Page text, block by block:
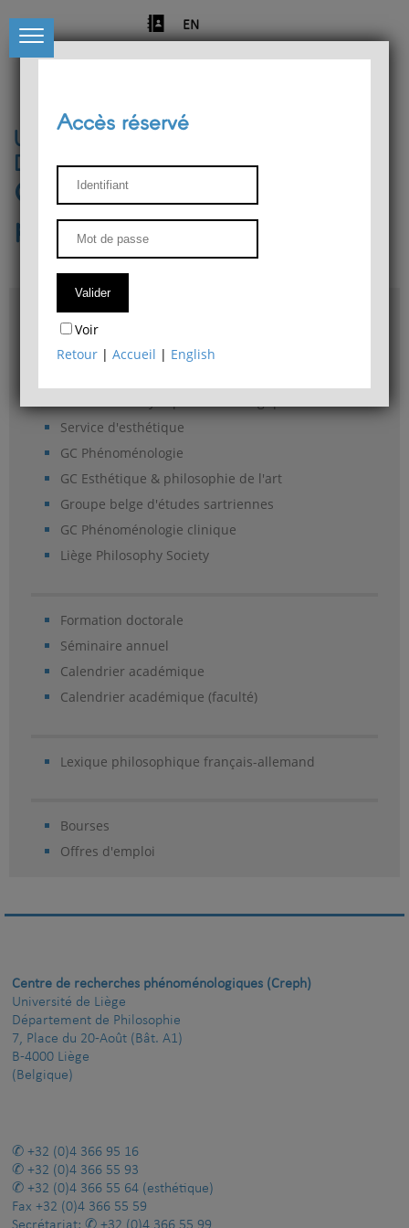
EN
Université de Liège
Département de philosophie
Centre de recherches
phénoménologiques
Accès & plans
Bibliothèque du Département de philosophie
Service d'esthétique
GC Phénoménologie
GC Esthétique & philosophie de l'art
Groupe belge d'études sartriennes
GC Phénoménologie clinique
Liège Philosophy Society
Formation doctorale
Séminaire annuel
Calendrier académique
Calendrier académique (faculté)
Lexique philosophique français-allemand
Bourses
Offres d'emploi
Accès réservé
Voir
Retour |Accueil | English
Centre de recherches phénoménologiques (Creph)
Université de Liège
Département de Philosophie
7, Place du 20-Août (Bât. A1)
B-4000 Liège
(Belgique)
+32 (0)4 366 95 16
+32 (0)4 366 55 93
+32 (0)4 366 55 64 (esthétique)
Fax +32 (0)4 366 55 59